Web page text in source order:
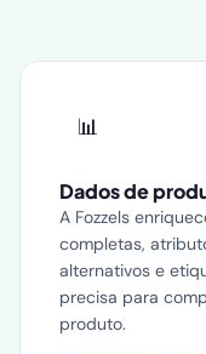
📊
Dados de
A Fozzels
completas,
alternativos e
precisa para
produto.